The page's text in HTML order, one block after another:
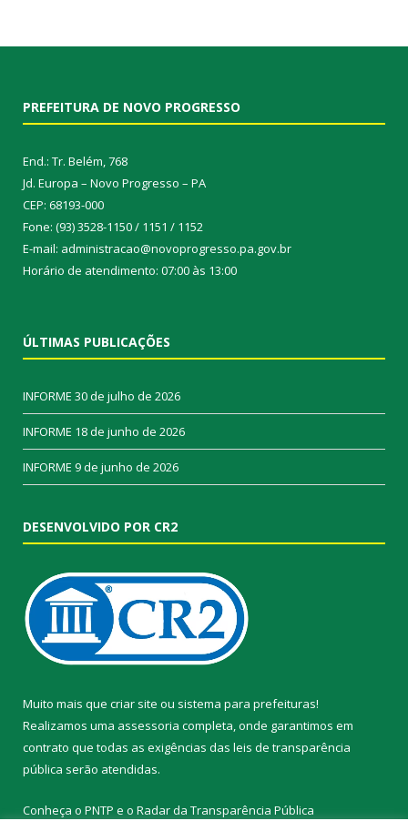
PREFEITURA DE NOVO PROGRESSO
End.: Tr. Belém, 768
Jd. Europa – Novo Progresso – PA
CEP: 68193-000
Fone: (93) 3528-1150 / 1151 / 1152
E-mail: administracao@novoprogresso.pa.gov.br
Horário de atendimento: 07:00 às 13:00
ÚLTIMAS PUBLICAÇÕES
INFORME 30 de julho de 2026
INFORME 18 de junho de 2026
INFORME 9 de junho de 2026
DESENVOLVIDO POR CR2
Muito mais que criar site ou sistema para prefeituras!
Realizamos uma assessoria completa, onde garantimos em
contrato que todas as exigências das leis de transparência
pública serão atendidas.
Conheça o PNTP e o Radar da Transparência Pública